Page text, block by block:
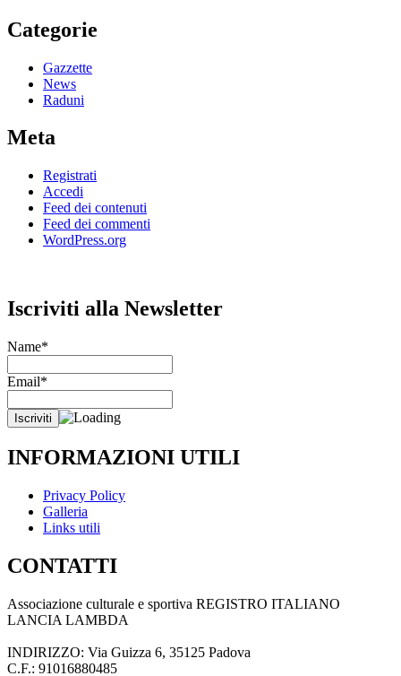
Categorie
Gazzette
News
Raduni
Meta
Registrati
Accedi
Feed dei contenuti
Feed dei commenti
WordPress.org
Iscriviti alla Newsletter
Name*
Email*
INFORMAZIONI UTILI
Privacy Policy
Galleria
Links utili
CONTATTI
Associazione culturale e sportiva REGISTRO ITALIANO
LANCIA LAMBDA
INDIRIZZO: Via Guizza 6, 35125 Padova
C.F.: 91016880485